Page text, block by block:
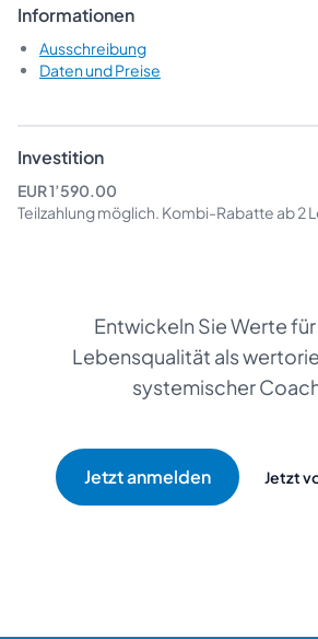
Informationen
Ausschreibung
Daten und Preise
Investition
EUR 1’590.00
Teilzahlung möglich. Kombi-Rabatte ab 2
Entwickeln Sie Werte
Lebensqualität als
systemischer
Jetzt